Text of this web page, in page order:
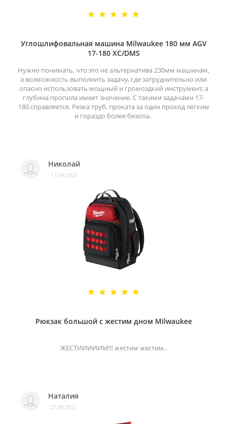
Углошлифовальная машина Milwaukee 180 мм AGV
17-180 XC/DMS
Нужно понимать, что это не альтернатива 230мм машинам,
а возможность выполнить задачу, где затруднительно или
опасно использовать мощный и громоздкий инструмент, а
глубина пропила имеет значение. С такими задачами 17-
180 справляется. Резка труб, проката за один проход легким
и гораздо более безопа..
Николай
11.09.2021
Рюкзак большой с жестим дном Milwaukee
ЖЕСТИИИИИМ!!! жестим жестим..
Наталия
27.08.2021